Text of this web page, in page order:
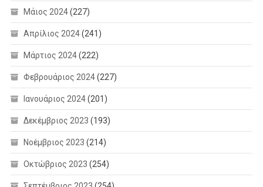
Μάιος 2024(227)
Απρίλιος 2024(241)
Μάρτιος 2024(222)
Φεβρουάριος 2024(227)
Ιανουάριος 2024(201)
Δεκέμβριος 2023 (193)
Νοέμβριος 2023 (214)
Οκτώβριος 2023 (254)